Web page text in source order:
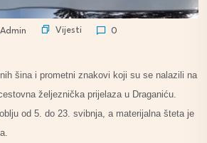
Admin Vijesti 0
šina i prometni znakovi koji su se nalazili na
željeznička prijelaza u Draganiću.
od 5. do 23. svibnja, a materijalna šteta je